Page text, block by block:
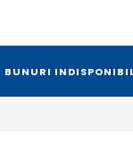
BUNURI